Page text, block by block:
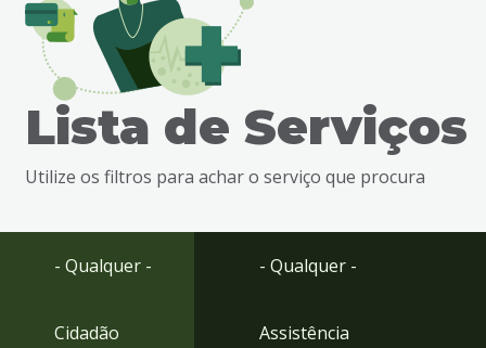
busca
Ir
Lista de Serviços
Utilize os filtros para achar o serviço que procura
- Qualquer -
Cidadão
- Qualquer -
Assistência